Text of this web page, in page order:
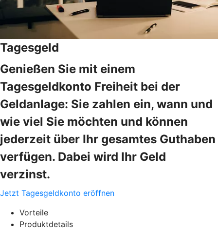
Tagesgeld
Genießen Sie mit einem
Tagesgeldkonto Freiheit bei der
Geldanlage: Sie zahlen ein, wann und
wie viel Sie möchten und können
jederzeit über Ihr gesamtes Guthaben
verfügen. Dabei wird Ihr Geld
verzinst.
Jetzt Tagesgeldkonto eröffnen
Vorteile
Produktdetails